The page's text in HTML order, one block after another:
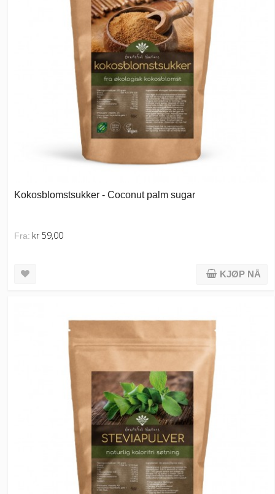
Kokosblomstsukker - Coconut palm sugar
Fra: kr 59,00
KJØP NÅ